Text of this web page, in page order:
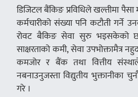
डिजिटल बैंकिङ प्रविधिले खल्तीमा
कर्मचारीको संख्या पनि कटौती गर्ने
रोवट बैकिङ सेवा सुरु भइसकेको छ
साक्षरताको कमी, सेवा उपभोक्तामैत्र
कमजोर र बैंक तथा वित्तीय संस्थाले
नबनाउनुजस्ता विद्युतीय भुक्तानीका
गरे ।